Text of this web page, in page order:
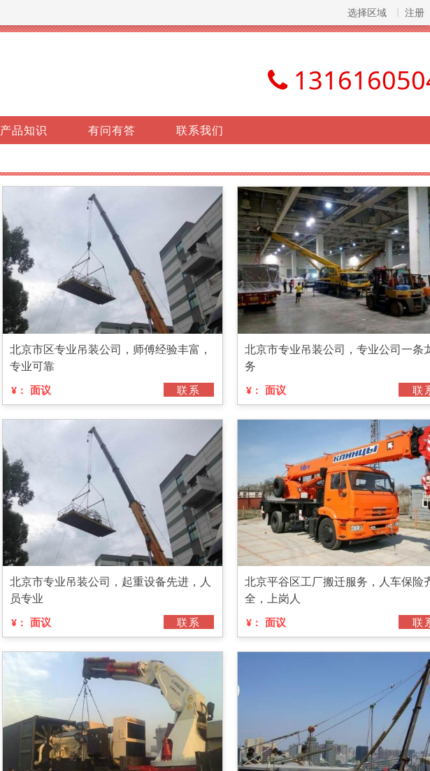
选择区域 注册
产品知识 有问有答 联系我们
北京市区专业吊装公司，师傅经验丰富，
专业可靠
¥： 面议 联系
北京市专业吊装公司，专业公司一条
务
¥： 面议 联
北京市专业吊装公司，起重设备先进，人
员专业
¥： 面议 联系
北京平谷区工厂搬迁服务，人车保险
全，上岗人
¥： 面议 联